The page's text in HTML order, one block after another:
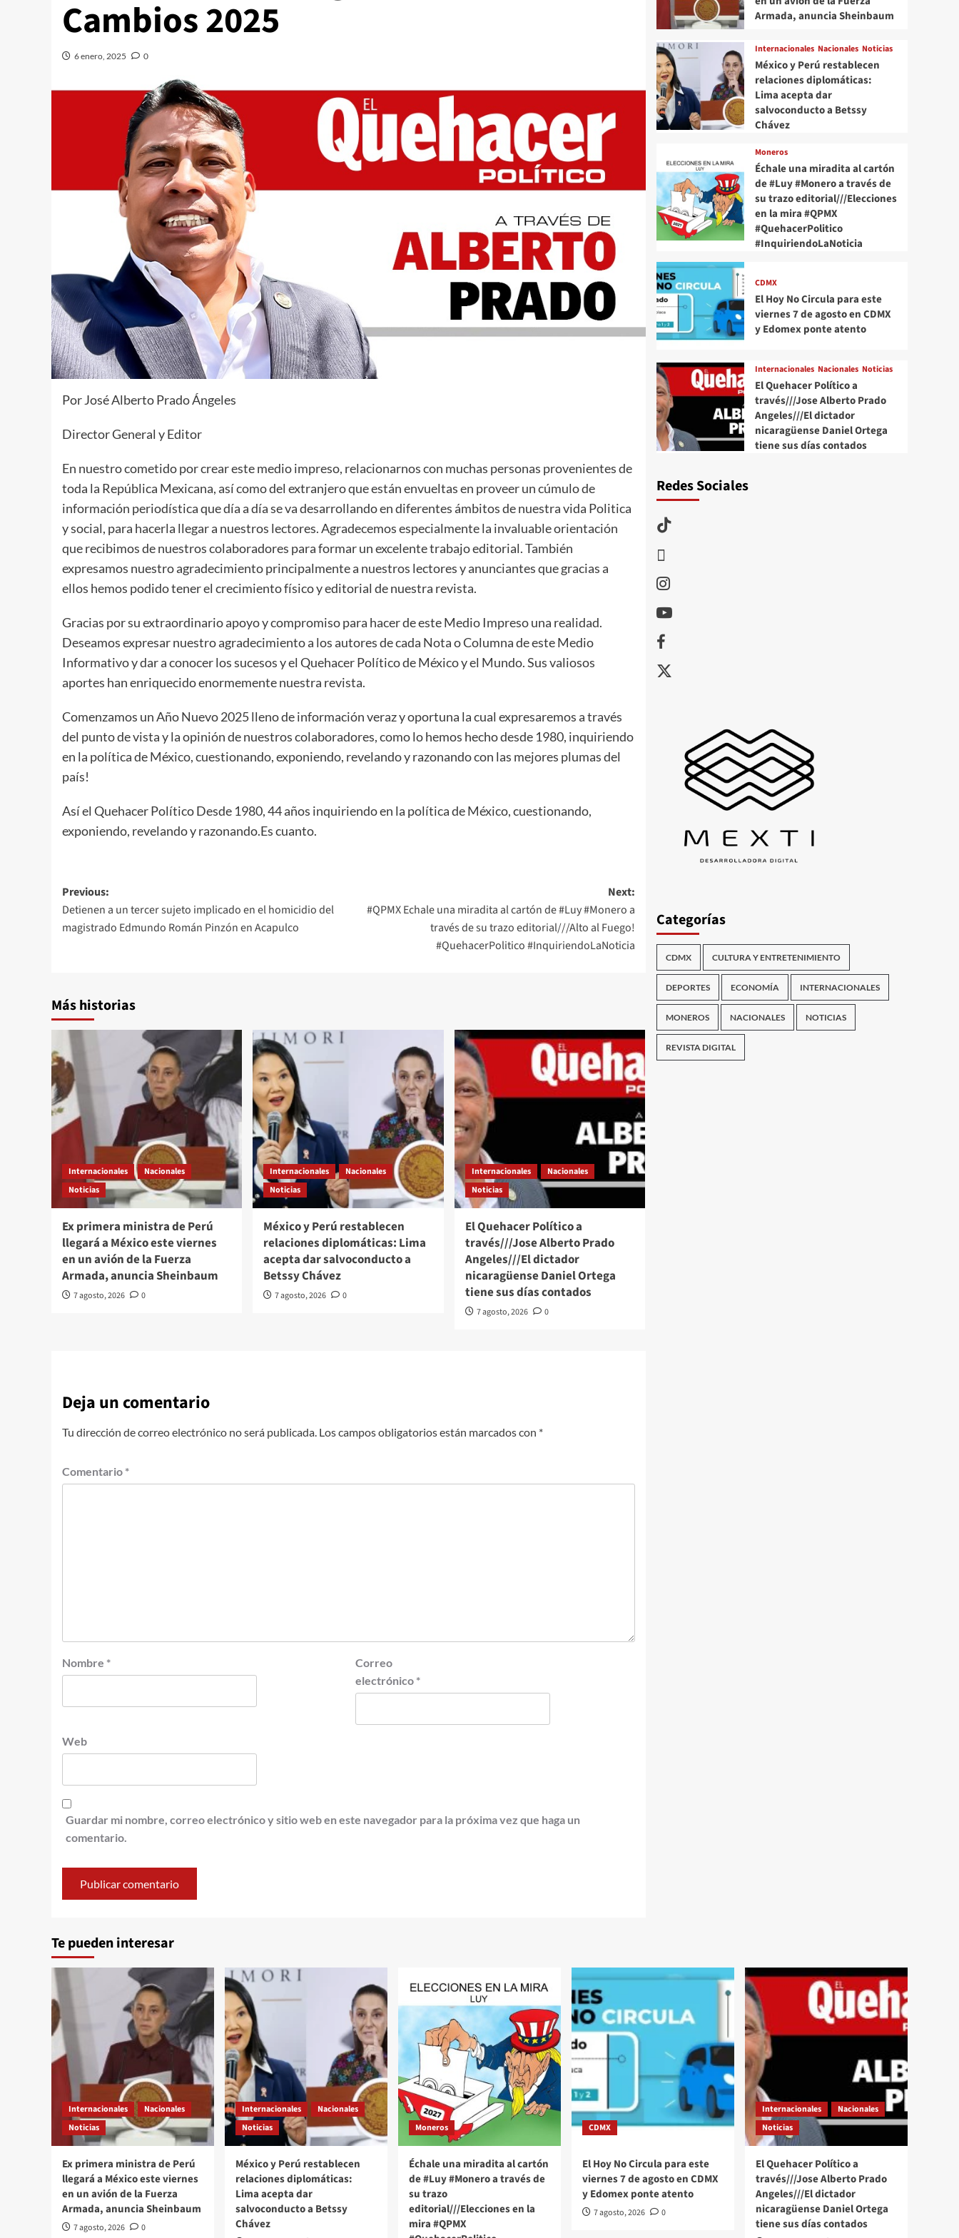
Cambios 2025
6 enero, 2025 0
Por José Alberto Prado Ángeles
Director General y Editor
En nuestro cometido por crear este medio impreso, relacionarnos con muchas personas provenientes de
toda la República Mexicana, así como del extranjero que están envueltas en proveer un cúmulo de
información periodística que día a día se va desarrollando en diferentes ámbitos de nuestra vida Politica
y social, para hacerla llegar a nuestros lectores. Agradecemos especialmente la invaluable orientación
que recibimos de nuestros colaboradores para formar un excelente trabajo editorial. También
expresamos nuestro agradecimiento principalmente a nuestros lectores y anunciantes que gracias a
ellos hemos podido tener el crecimiento físico y editorial de nuestra revista.
Gracias por su extraordinario apoyo y compromiso para hacer de este Medio Impreso una realidad.
Deseamos expresar nuestro agradecimiento a los autores de cada Nota o Columna de este Medio
Informativo y dar a conocer los sucesos y el Quehacer Político de México y el Mundo. Sus valiosos
aportes han enriquecido enormemente nuestra revista.
Comenzamos un Año Nuevo 2025 lleno de información veraz y oportuna la cual expresaremos a través
del punto de vista y la opinión de nuestros colaboradores, como lo hemos hecho desde 1980, inquiriendo
en la política de México, cuestionando, exponiendo, revelando y razonando con las mejores plumas del
país!
Así el Quehacer Político Desde 1980, 44 años inquiriendo en la política de México, cuestionando,
exponiendo, revelando y razonando.Es cuanto.
Post
navigation
Previous:
Detienen a un tercer sujeto implicado en el homicidio del
magistrado Edmundo Román Pinzón en Acapulco
Next:
#QPMX Echale una miradita al cartón de #Luy #Monero a
través de su trazo editorial///Alto al Fuego!
#QuehacerPolitico #InquiriendoLaNoticia
Más historias
Internacionales
Nacionales
Noticias
Ex primera ministra de Perú
llegará a México este viernes
en un avión de la Fuerza
Armada, anuncia Sheinbaum
7 agosto, 2026 0
Internacionales
Nacionales
Noticias
México y Perú restablecen
relaciones diplomáticas: Lima
acepta dar salvoconducto a
Betssy Chávez
7 agosto, 2026 0
Internacionales
Nacionales
Noticias
El Quehacer Político a
través///Jose Alberto Prado
Angeles///El dictador
nicaragüense Daniel Ortega
tiene sus días contados
7 agosto, 2026 0
Deja un comentario
Tu dirección de correo electrónico no será publicada. Los campos obligatorios están marcados con *
Comentario *
Nombre *
Correo
electrónico *
Web
Guardar mi nombre, correo electrónico y sitio web en este navegador para la próxima vez que haga un
comentario.
Armada, anuncia Sheinbaum
Internacionales Nacionales Noticias
México y Perú restablecen
relaciones diplomáticas:
Lima acepta dar
salvoconducto a Betssy
Chávez
Moneros
Échale una miradita al cartón
de #Luy #Monero a través de
su trazo editorial///Elecciones
en la mira #QPMX
#QuehacerPolitico
#InquiriendoLaNoticia
CDMX
El Hoy No Circula para este
viernes 7 de agosto en CDMX
y Edomex ponte atento
Internacionales Nacionales Noticias
El Quehacer Político a
través///Jose Alberto Prado
Angeles///El dictador
nicaragüense Daniel Ortega
tiene sus días contados
Redes Sociales
TikTok
Instagram
Youtube
Facebook
X
Categorías
CDMX CULTURA Y ENTRETENIMIENTO
DEPORTES ECONOMÍA INTERNACIONALES
MONEROS NACIONALES NOTICIAS
REVISTA DIGITAL
Te pueden interesar
Internacionales
Nacionales
Noticias
Ex primera ministra de Perú
llegará a México este viernes
en un avión de la Fuerza
Armada, anuncia Sheinbaum
7 agosto, 2026 0
Internacionales
Nacionales
Noticias
México y Perú restablecen
relaciones diplomáticas:
Lima acepta dar
salvoconducto a Betssy
Chávez
Moneros
Échale una miradita al cartón
de #Luy #Monero a través de
su trazo
editorial///Elecciones en la
mira #QPMX
CDMX
El Hoy No Circula para este
viernes 7 de agosto en CDMX
y Edomex ponte atento
7 agosto, 2026 0
Internacionales
Nacionales
Noticias
El Quehacer Político a
través///Jose Alberto Prado
Angeles///El dictador
nicaragüense Daniel Ortega
tiene sus días contados